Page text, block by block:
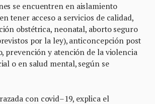
se encuentren en aislamiento
tener acceso a servicios de calidad,
obstétrica, neonatal, aborto seguro
por la ley), anticoncepción post
prevención y atención de la violencia
o en salud mental, según se
con covid–19, explica el